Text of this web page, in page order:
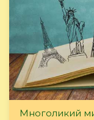
Многоликий